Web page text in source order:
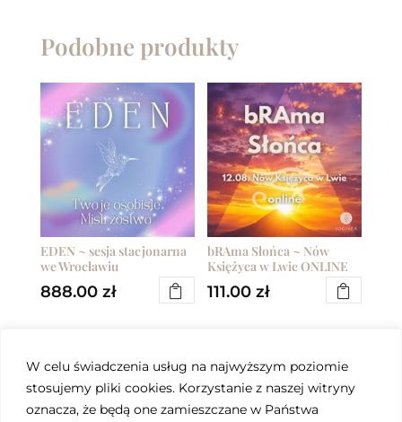
W celu świadczenia usług na najwyższym poziomie
stosujemy pliki cookies. Korzystanie z naszej witryny
oznacza, że będą one zamieszczane w Państwa
Podobne produkty
EDEN ~ sesja stacjonarna
we Wrocławiu
888.00 zł
bRAma Słońca ~ Nów
Księżyca w Lwie ONLINE
111.00zł